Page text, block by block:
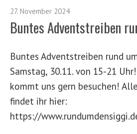
27. November 2024
Buntes Adventstreiben
Buntes Adventstreiben rund
Samstag, 30.11. von 15-21
kommt uns gern besuchen!
findet ihr hier:
https://